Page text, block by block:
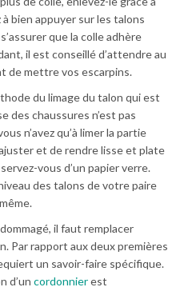
bien appuyer sur les talons
que la colle adhère
il est conseillé d’attendre au
de mettre vos escarpins.
du limage du talon qui est
des chaussures n’est pas
n’avez qu’à limer la partie
et de rendre lisse et plate
vous d’un papier verre.
des talons de votre paire
il faut remplacer
Par rapport aux deux premières
un savoir-faire spécifique.
d’un cordonnierest